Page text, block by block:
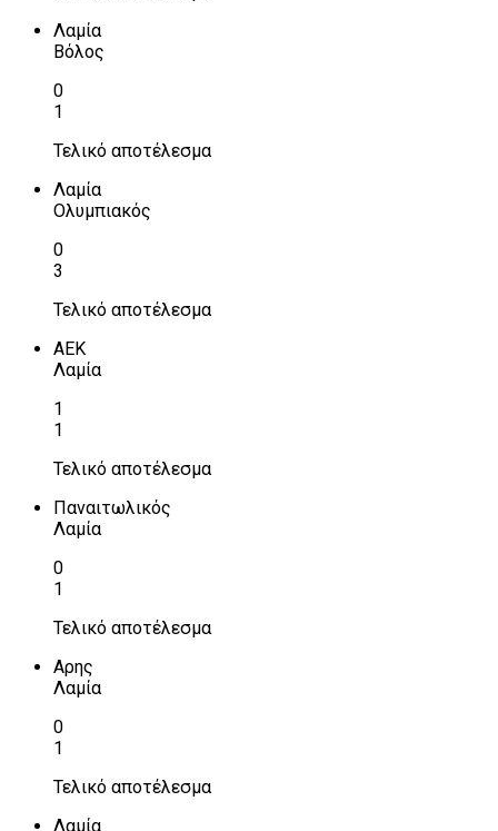
Λαμία
Βόλος
0
1
Τελικό αποτέλεσμα
Λαμία
Ολυμπιακός
0
3
Τελικό αποτέλεσμα
ΑΕΚ
Λαμία
1
1
Τελικό αποτέλεσμα
Παναιτωλικός
Λαμία
0
1
Τελικό αποτέλεσμα
Αρης
Λαμία
0
1
Τελικό αποτέλεσμα
Λαμία